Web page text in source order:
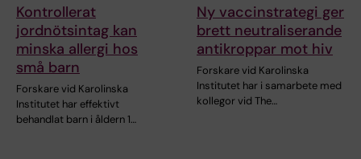
Kontrollerat
jordnötsintag kan
minska allergi hos
små barn
Forskare vid Karolinska
Institutet har effektivt
behandlat barn i åldern 1…
Ny vaccinstrategi ger
brett neutraliserande
antikroppar mot hiv
Forskare vid Karolinska
Institutet har i samarbete med
kollegor vid The…